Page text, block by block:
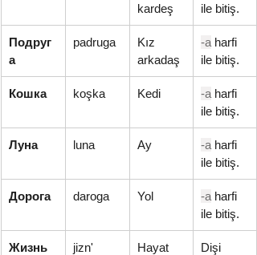
kardeş
ile bitiş.
Подруг
а
padruga
Kız
arkadaş
-а harfi
ile bitiş.
Кошка koşka Kedi -а harfi
ile bitiş.
Луна luna Ay -а harfi
ile bitiş.
Дорога daroga Yol -а harfi
ile bitiş.
Жизнь jizn' Hayat
Dişi